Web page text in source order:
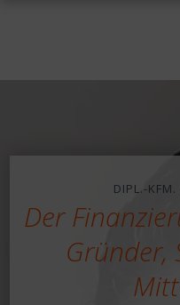
DIPL.-KFM.
Der
Gründer,